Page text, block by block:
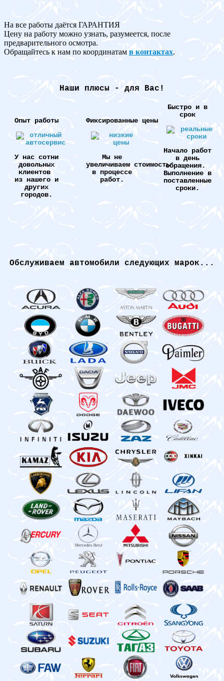
На все работы даётся ГАРАНТИЯ
Цену на работу можно узнать, разумеется, после
предварительного осмотра.
Обращайтесь к нам по координатам в контактах.
Наши плюсы - для Вас!
Опыт работы
У нас сотни
довольных
клиентов
из нашего и
других
городов.
Фиксированные цены
Мы не
увеличиваем стоимость
в процессе
работ.
Быстро и в
срок
Начало работ
в день
обращения.
Выполнение в
поставленные
сроки.
Обслуживаем автомобили следующих марок...